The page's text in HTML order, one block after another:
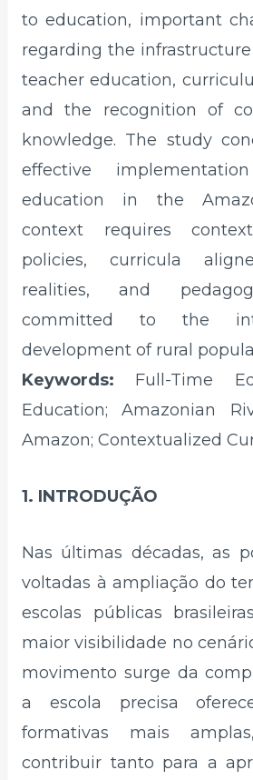
to education, important
regarding the
teacher education,
and the recognition of
knowledge. The study
effective
education in the
context requires
policies, curricula
realities, and
committed to the
development of rural
Keywords: Full-Time
Education; Amazonian
Amazon; Contextualized
1. INTRODUÇÃO
Nas últimas décadas, as
voltadas à ampliação do
escolas públicas
maior visibilidade no
movimento surge da
a escola precisa
formativas mais
contribuir tanto para a